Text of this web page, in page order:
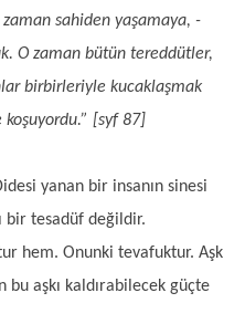
sahiden yaşamaya, -
O zaman bütün tereddütler,
birbirleriyle kucaklaşmak
[syf 87]
yanan bir insanın sinesi
bir tesadüf değildir.
hem. Onunki tevafuktur. Aşk
bu aşkı kaldırabilecek güçte